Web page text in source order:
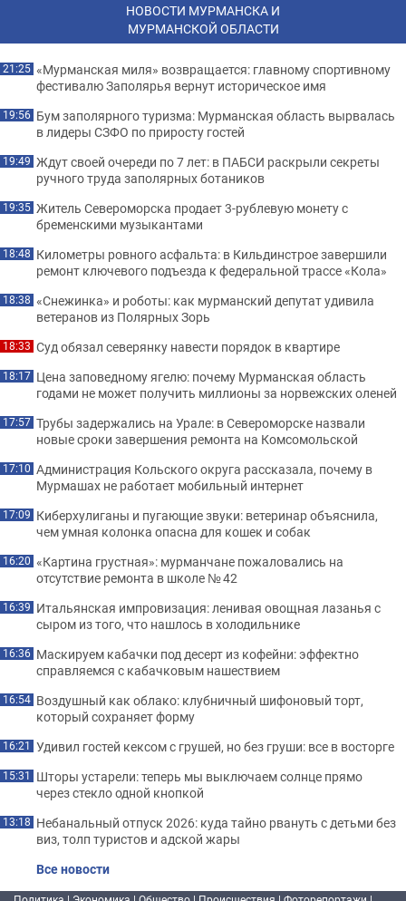
НОВОСТИ МУРМАНСКА И
МУРМАНСКОЙ ОБЛАСТИ
21:25 «Мурманская миля» возвращается: главному спортивному
фестивалю Заполярья вернут историческое имя
19:56 Бум заполярного туризма: Мурманская область вырвалась
в лидеры СЗФО по приросту гостей
19:49 Ждут своей очереди по 7 лет: в ПАБСИ раскрыли секреты
ручного труда заполярных ботаников
19:35 Житель Североморска продает 3-рублевую монету с
бременскими музыкантами
18:48 Километры ровного асфальта: в Кильдинстрое завершили
ремонт ключевого подъезда к федеральной трассе «Кола»
18:38 «Снежинка» и роботы: как мурманский депутат удивила
ветеранов из Полярных Зорь
18:33 Суд обязал северянку навести порядок в квартире
18:17 Цена заповедному ягелю: почему Мурманская область
годами не может получить миллионы за норвежских оленей
17:57 Трубы задержались на Урале: в Североморске назвали
новые сроки завершения ремонта на Комсомольской
17:10 Администрация Кольского округа рассказала, почему в
Мурмашах не работает мобильный интернет
17:09 Киберхулиганы и пугающие звуки: ветеринар объяснила,
чем умная колонка опасна для кошек и собак
16:20 «Картина грустная»: мурманчане пожаловались на
отсутствие ремонта в школе № 42
16:39 Итальянская импровизация: ленивая овощная лазанья с
сыром из того, что нашлось в холодильнике
16:36 Маскируем кабачки под десерт из кофейни: эффектно
справляемся с кабачковым нашествием
16:54 Воздушный как облако: клубничный шифоновый торт,
который сохраняет форму
16:21 Удивил гостей кексом с грушей, но без груши: все в восторге
15:31 Шторы устарели: теперь мы выключаем солнце прямо
через стекло одной кнопкой
13:18 Небанальный отпуск 2026: куда тайно рвануть с детьми без
виз, толп туристов и адской жары
Все новости